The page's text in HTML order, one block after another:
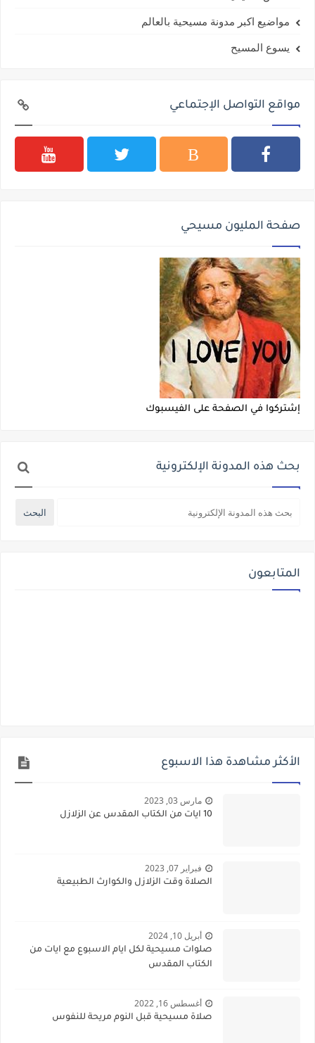
مواضيع اكبر مدونة مسيحية بالعالم
يسوع المسيح
مواقع التواصل الإجتماعي
صفحة المليون مسيحي
إشتركوا في الصفحة على الفيسبوك
بحث هذه المدونة الإلكترونية
المتابعون
الأكثر مشاهدة هذا الاسبوع
مارس 03, 2023
10 ايات من الكتاب المقدس عن الزلازل
فبراير 07, 2023
الصلاة وقت الزلازل والكوارث الطبيعية
أبريل 10, 2024
صلوات مسيحية لكل ايام الاسبوع مع ايات من
الكتاب المقدس
أغسطس 16, 2022
صلاة مسيحية قبل النوم مريحة للنفوس